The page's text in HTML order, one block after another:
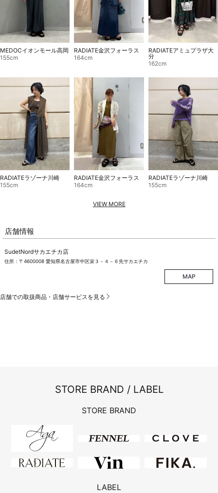
MEDOCイオンモール高岡
155cm
RADIATE金沢フォーラス
164cm
RADIATEアミュプラザ大
分
162cm
RADIATEラゾーナ川崎
155cm
RADIATE金沢フォーラス
164cm
RADIATEラゾーナ川崎
155cm
VIEW MORE
店舗情報
SudetNordサカエチカ店
住所：〒4600008 愛知県名古屋市中区栄３－４－６先サカエチカ
MAP
店舗での取扱商品・店舗サービスを見る
STORE BRAND / LABEL
STORE BRAND
LABEL